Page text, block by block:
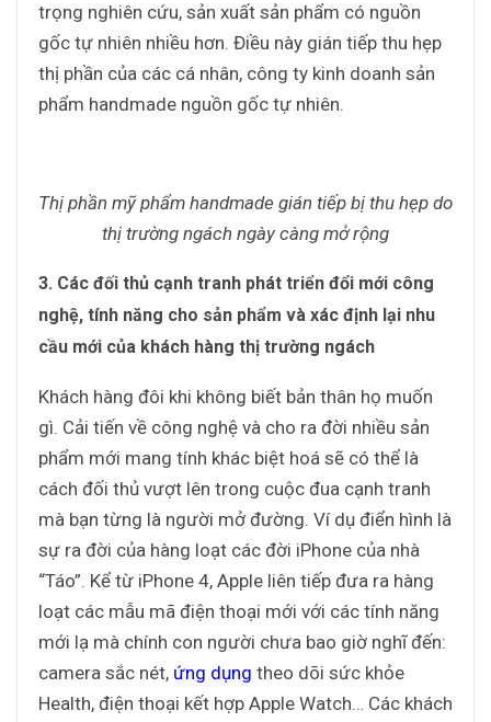
trọng nghiên cứu, sản xuất sản phẩm có nguồn
gốc tự nhiên nhiều hơn. Điều này gián tiếp thu hẹp
thị phần của các cá nhân, công ty kinh doanh sản
phẩm handmade nguồn gốc tự nhiên.
Thị phần mỹ phẩm handmade gián tiếp bị thu hẹp do
thị trường ngách ngày càng mở rộng
3. Các đối thủ cạnh tranh phát triển đổi mới công
nghệ, tính năng cho sản phẩm và xác định lại nhu
cầu mới của khách hàng thị trường ngách
Khách hàng đôi khi không biết bản thân họ muốn
gì. Cải tiến về công nghệ và cho ra đời nhiều sản
phẩm mới mang tính khác biệt hoá sẽ có thể là
cách đối thủ vượt lên trong cuộc đua cạnh tranh
mà bạn từng là người mở đường. Ví dụ điển hình là
sự ra đời của hàng loạt các đời iPhone của nhà
“Táo”. Kể từ iPhone 4, Apple liên tiếp đưa ra hàng
loạt các mẫu mã điện thoại mới với các tính năng
mới lạ mà chính con người chưa bao giờ nghĩ đến:
camera sắc nét, ứng dụng theo dõi sức khỏe
Health, điện thoại kết hợp Apple Watch… Các khách